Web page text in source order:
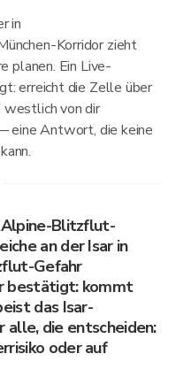
in
Korridor zieht
planen. Ein Live-
erreicht die Zelle über
westlich von dir
eine Antwort, die keine
Alpine-Blitzflut-
an der Isar in
Gefahr
bestätigt: kommt
das Isar-
die entscheiden:
oder auf